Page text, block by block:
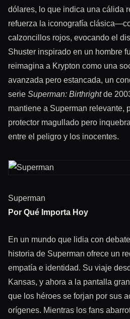
dólares, lo que indica una cálida
refuerza la iconografía
calzoncillos rojos, evocando el
Shuster inspirado en un hombre
reimagina a Krypton como una
avanzada pero estancada, un
serie Superman: Birthrightde
mantiene a Superman relevante,
protector magullado pero
entre el peligro y los inocentes.
Superman
Por Qué Importa Hoy
En un mundo que lidia con
historia de Superman ofrece un
empatía e identidad. Su viaje
Kansas, y ahora a la pantalla
que los héroes se forjan por sus
orígenes. Mientras los fans